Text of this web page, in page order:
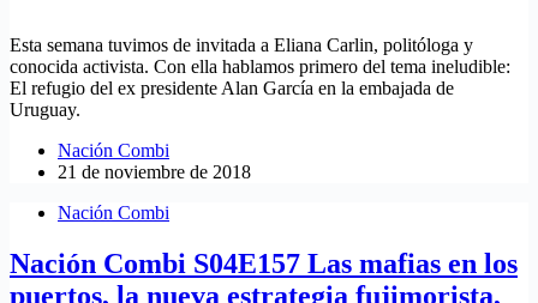
Esta semana tuvimos de invitada a Eliana Carlin, politóloga y
conocida activista. Con ella hablamos primero del tema ineludible:
El refugio del ex presidente Alan García en la embajada de
Uruguay.
Nación Combi
21 de noviembre de 2018
Nación Combi
Nación Combi S04E157 Las mafias en los
puertos, la nueva estrategia fujimorista,